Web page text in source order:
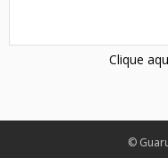
Clique
©